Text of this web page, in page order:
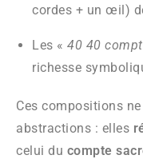
cordes + un œil)
Les « 40 40
richesse
Ces compositions
abstractions : elles
celui du compte